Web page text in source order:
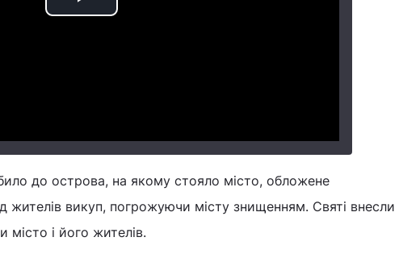
Play
до острова, на якому стояло місто, обложене
жителів викуп, погрожуючи місту знищенням. Святі внесли
місто і його жителів.